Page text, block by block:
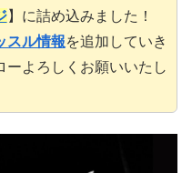
】に詰め込みました！
スル情報を追加していき
ーよろしくお願いいたし